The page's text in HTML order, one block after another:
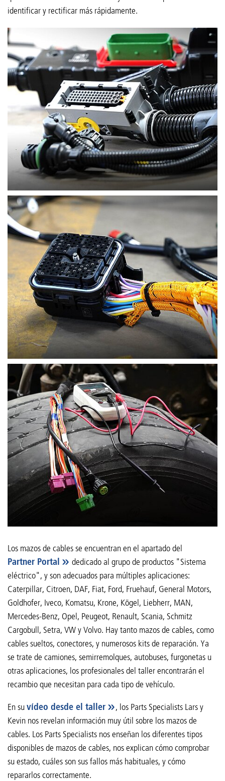
identificar y rectificar más rápidamente.
Los mazos de cables se encuentran en el apartado del
Partner Portal
dedicado al grupo de productos "Sistema
eléctrico", y son adecuados para múltiples aplicaciones:
Caterpillar, Citroen, DAF, Fiat, Ford, Fruehauf, General Motors,
Goldhofer, Iveco, Komatsu, Krone, Kögel, Liebherr, MAN,
Mercedes-Benz, Opel, Peugeot, Renault, Scania, Schmitz
Cargobull, Setra, VW y Volvo. Hay tanto mazos de cables, como
cables sueltos, conectores, y numerosos kits de reparación. Ya
se trate de camiones, semirremolques, autobuses, furgonetas u
otras aplicaciones, los profesionales del taller encontrarán el
recambio que necesitan para cada tipo de vehículo.
En suvídeo desde el taller
, los Parts Specialists Lars y
Kevin nos revelan información muy útil sobre los mazos de
cables. Los Parts Specialists nos enseñan los diferentes tipos
disponibles de mazos de cables, nos explican cómo comprobar
su estado, cuáles son sus fallos más habituales, y cómo
repararlos correctamente.